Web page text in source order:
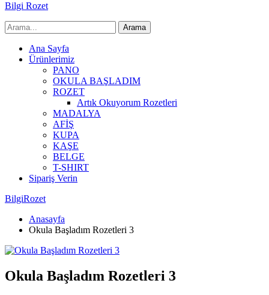
Bilgi Rozet
Ana Sayfa
Ürünlerimiz
PANO
OKULA BAŞLADIM
ROZET
Artık Okuyorum Rozetleri
MADALYA
AFİŞ
KUPA
KAŞE
BELGE
T-SHIRT
Sipariş Verin
BilgiRozet
Anasayfa
Okula Başladım Rozetleri 3
Okula Başladım Rozetleri 3